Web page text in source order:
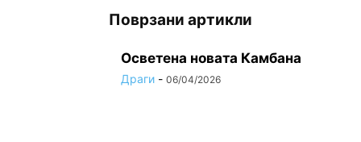
Поврзани артикли
Осветена новата Камбана
Драги - 06/04/2026